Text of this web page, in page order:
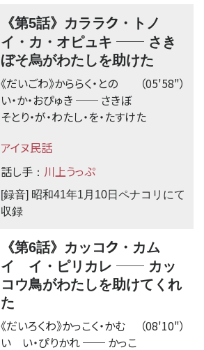
《第5話》カララク ・トノ
イ・カ・オピュキ ── さき
ぼそ烏がわたしを助けた
（05'58"）
《だいごわ》かららく・との
い・か・おぴゅき ── さきぼ
そとり・が・わたし・を・たすけた
アイヌ民話
話し手 ： 川上うっぷ
[録音] 昭和41年1月10日ペナコリにて
収録
《第6話》カッコク ・カム
イ イ・ピリカレ ── カッ
コウ鳥がわたしを助けてくれ
た
（08'10"）
《だいろくわ》かっこく・かむ
い い・ぴりかれ── かっこ